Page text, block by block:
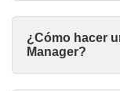
¿Cómo hacer
Manager?